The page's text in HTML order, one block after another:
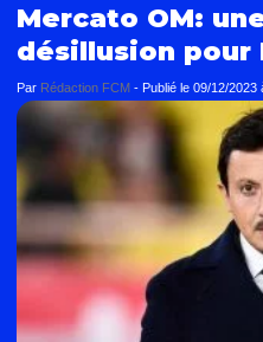
Mercato OM:
désillusion pour
Par Rédaction FCM - Publié le 09/12/2023